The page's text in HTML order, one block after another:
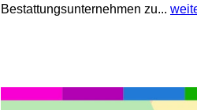
Bestattungsunternehmen zu...